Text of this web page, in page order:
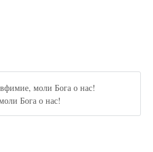
моли Бога о нас!
Бога о нас!